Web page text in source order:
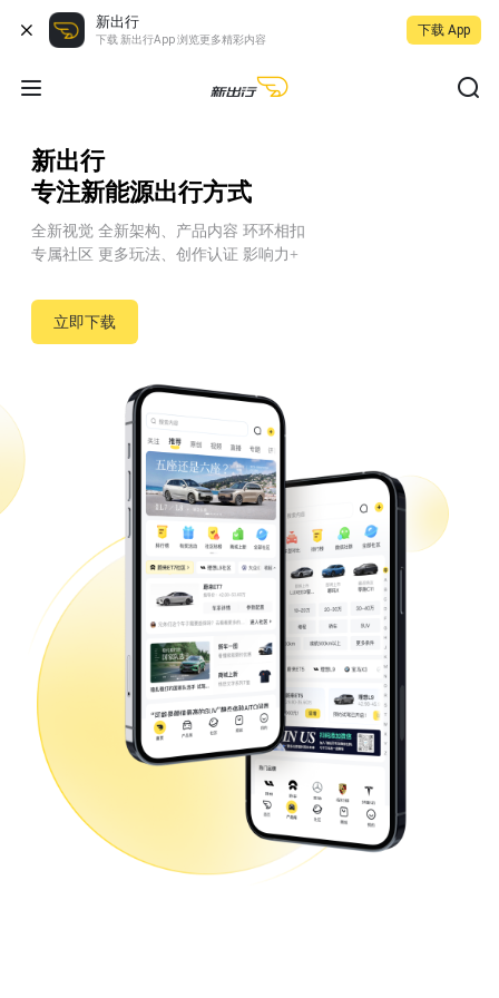
新出行
下载 新出行App 浏览更多精彩内容
下载 App
新出行
专注新能源出行方式
全新视觉 全新架构、产品内容 环环相扣
专属社区 更多玩法、创作认证 影响力+
立即下载